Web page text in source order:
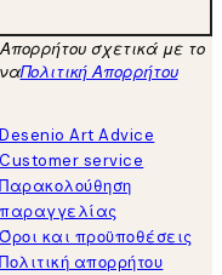
σχετικά με το
Πολιτική Απορρήτου
Desenio Art Advice
Customer service
Παρακολούθηση
παραγγελίας
Όροι και προϋποθέσεις
Πολιτική απορρήτου